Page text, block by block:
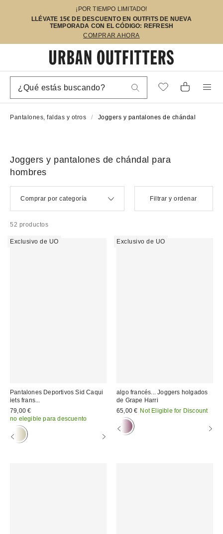
¡POR TIEMPO LIMITADO!
LLÉVATE 15€ DE DESCUENTO EN OUTFITS DE NUEVA
TEMPORADA CON EL CÓDIGO: REFRESH
COMPRAR AHORA
Pantalones, faldas y otros Joggers y pantalones de chándal
Joggers y pantalones de chándal para
hombres
Comprar por categoría Filtrar y ordenar
52 productos
Exclusivo de UO
Pantalones Deportivos Sid Caqui
iets frans...
79,00 €
no elegible para descuento
Exclusivo de UO
algo francés... Joggers holgados
de Grape Harri
65,00 € Not Eligible for Discount